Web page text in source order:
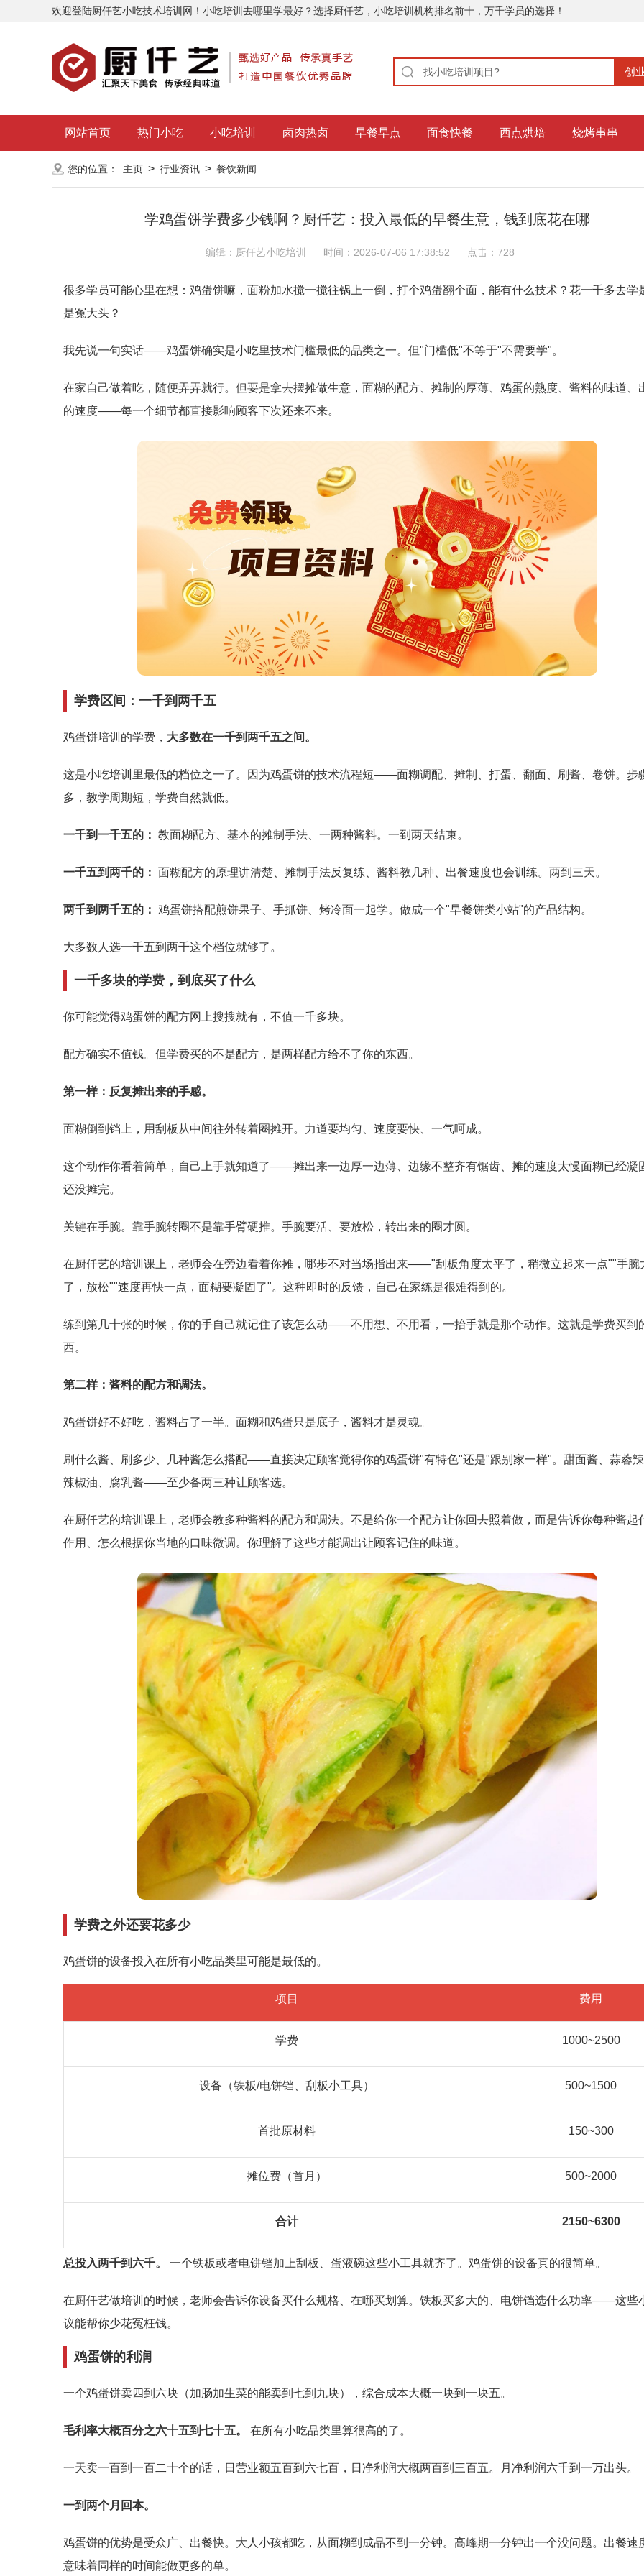
欢迎登陆厨仟艺小吃技术培训网！小吃培训去哪里学最好？选择厨仟艺，小吃培训机构排名前十，万千学员的选择！
网站首页 热门小吃 小吃培训 卤肉热卤 早餐早点 面食快餐 西点烘焙 烧烤串串
您的位置： 主页 > 行业资讯 > 餐饮新闻
学鸡蛋饼学费多少钱啊？厨仟艺：投入最低的早餐生意，钱到底花在哪
编辑：厨仟艺小吃培训 时间：2026-07-06 17:38:52 点击： 728
很多学员可能心里在想：鸡蛋饼嘛，面粉加水搅一搅往锅上一倒，打个鸡蛋翻个面，能有什么技术？花一千多去学
是冤大头？
我先说一句实话——鸡蛋饼确实是小吃里技术门槛最低的品类之一。但"门槛低"不等于"不需要学"。
在家自己做着吃，随便弄弄就行。但要是拿去摆摊做生意，面糊的配方、摊制的厚薄、鸡蛋的熟度、酱料的味道、
的速度——每一个细节都直接影响顾客下次还来不来。
学费区间：一千到两千五
鸡蛋饼培训的学费， 大多数在一千到两千五之间。
这是小吃培训里最低的档位之一了。因为鸡蛋饼的技术流程短——面糊调配、摊制、打蛋、翻面、刷酱、卷饼。步
多，教学周期短，学费自然就低。
一千到一千五的： 教面糊配方、基本的摊制手法、一两种酱料。一到两天结束。
一千五到两千的： 面糊配方的原理讲清楚、摊制手法反复练、酱料教几种、出餐速度也会训练。两到三天。
两千到两千五的： 鸡蛋饼搭配煎饼果子、手抓饼、烤冷面一起学。做成一个"早餐饼类小站"的产品结构。
大多数人选一千五到两千这个档位就够了。
一千多块的学费，到底买了什么
你可能觉得鸡蛋饼的配方网上搜搜就有，不值一千多块。
配方确实不值钱。但学费买的不是配方，是两样配方给不了你的东西。
第一样：反复摊出来的手感。
面糊倒到铛上，用刮板从中间往外转着圈摊开。力道要均匀、速度要快、一气呵成。
这个动作你看着简单，自己上手就知道了——摊出来一边厚一边薄、边缘不整齐有锯齿、摊的速度太慢面糊已经凝
还没摊完。
关键在手腕。靠手腕转圈不是靠手臂硬推。手腕要活、要放松，转出来的圈才圆。
在厨仟艺的培训课上，老师会在旁边看着你摊，哪步不对当场指出来——"刮板角度太平了，稍微立起来一点""手腕
了，放松""速度再快一点，面糊要凝固了"。这种即时的反馈，自己在家练是很难得到的。
练到第几十张的时候，你的手自己就记住了该怎么动——不用想、不用看，一抬手就是那个动作。这就是学费买到
西。
第二样：酱料的配方和调法。
鸡蛋饼好不好吃，酱料占了一半。面糊和鸡蛋只是底子，酱料才是灵魂。
刷什么酱、刷多少、几种酱怎么搭配——直接决定顾客觉得你的鸡蛋饼"有特色"还是"跟别家一样"。甜面酱、蒜蓉辣
辣椒油、腐乳酱——至少备两三种让顾客选。
在厨仟艺的培训课上，老师会教多种酱料的配方和调法。不是给你一个配方让你回去照着做，而是告诉你每种酱起
作用、怎么根据你当地的口味微调。你理解了这些才能调出让顾客记住的味道。
学费之外还要花多少
鸡蛋饼的设备投入在所有小吃品类里可能是最低的。
项目 费用
学费 1000~2500
设备（铁板/电饼铛、刮板小工具） 500~1500
首批原材料 150~300
摊位费（首月） 500~2000
合计 2150~6300
总投入两千到六千。 一个铁板或者电饼铛加上刮板、蛋液碗这些小工具就齐了。鸡蛋饼的设备真的很简单。
在厨仟艺做培训的时候，老师会告诉你设备买什么规格、在哪买划算。铁板买多大的、电饼铛选什么功率——这些
议能帮你少花冤枉钱。
鸡蛋饼的利润
一个鸡蛋饼卖四到六块（加肠加生菜的能卖到七到九块），综合成本大概一块到一块五。
毛利率大概百分之六十五到七十五。 在所有小吃品类里算很高的了。
一天卖一百到一百二十个的话，日营业额五百到六七百，日净利润大概两百到三百五。月净利润六千到一万出头。
一到两个月回本。
鸡蛋饼的优势是受众广、出餐快。大人小孩都吃，从面糊到成品不到一分钟。高峰期一分钟出一个没问题。出餐速
意味着同样的时间能做更多的单。